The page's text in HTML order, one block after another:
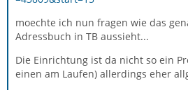
moechte ich nun fragen wie das
Adressbuch in TB aussieht...
Die Einrichtung ist da nicht so ein
einen am Laufen) allerdings eher